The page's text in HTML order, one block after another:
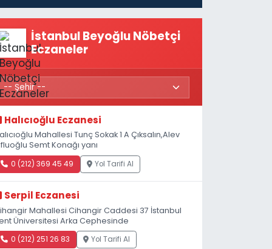
maaş desteğini 35
bin TL'ye çıkardık”
İstanbul Beyoğlu Nöbetçi
Eczaneler
Halıcıoğlu Eczanesi
Mahallesi Tunç Sokak 1 A Çıksalın,Alev
Semt Konağı yanı
0 (212) 369 45 49 Yol Tarifi Al
Serpil Eczanesi
Mahallesi Cihangir Caddesi 37 İstanbul
Üniversitesi Arka Cephesinde
0 (212) 251 26 83 Yol Tarifi Al